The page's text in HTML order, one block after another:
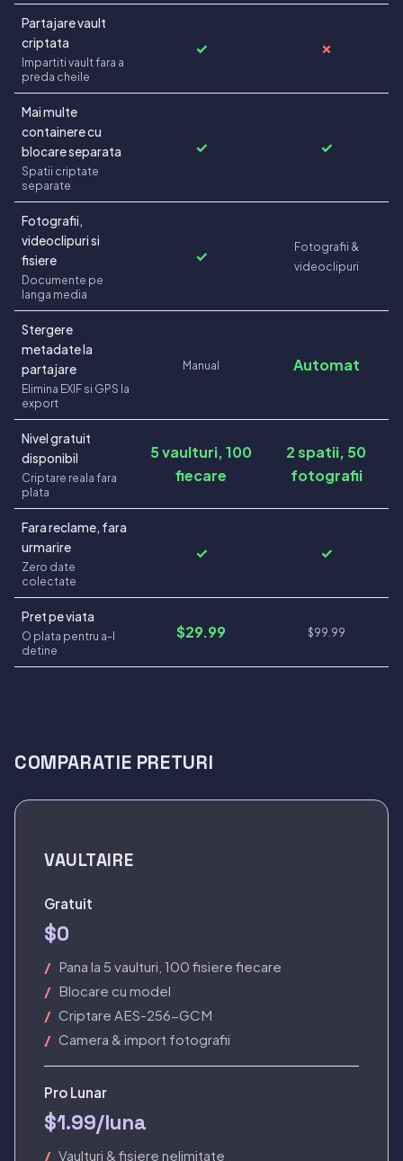
Partajare vault
criptata
Impartiti vault fara a
preda cheile
✓ ✗
Mai multe
containere cu
blocare separata
Spatii criptate
separate
✓ ✓
Fotografii,
videoclipuri si
fisiere
Documente pe
langa media
✓
Fotografii &
videoclipuri
Stergere
metadate la
partajare
Elimina EXIF si GPS la
export
Manual Automat
Nivel gratuit
disponibil
Criptare reala fara
plata
5 vaulturi, 100
fiecare
2 spatii, 50
fotografii
Fara reclame, fara
urmarire
Zero date
colectate
✓ ✓
Pret pe viata
O plata pentru a-l
detine
$29.99 $99.99
COMPARATIE PRETURI
VAULTAIRE
Gratuit
$0
Pana la 5 vaulturi, 100 fisiere fiecare
Blocare cu model
Criptare AES-256-GCM
Camera & import fotografii
Pro Lunar
$1.99/luna
Vaulturi & fisiere nelimitate